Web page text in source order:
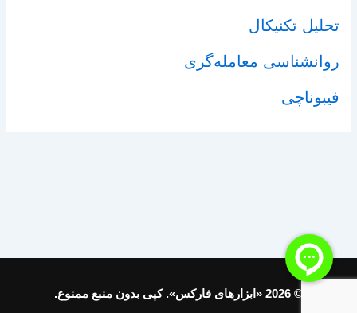
تحلیل تکنیکال
روانشناسی معامله‌گری
فیبوناچی
© 2026 «ابزارهای فارکس». کپی بدون منبع ممنوع.